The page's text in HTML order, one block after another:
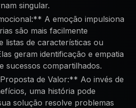
singular.
A emoção impulsiona
são mais facilmente
listas de características ou
geram identificação e empatia
sucessos compartilhados.
de Valor:** Ao invés de
uma história pode
solução resolve problemas